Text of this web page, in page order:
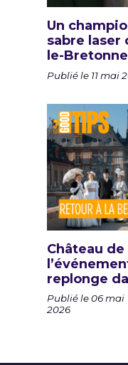
Un
sabre laser
le-
Publié le 11 mai
Château
replonge
Publié le 06 mai
2026